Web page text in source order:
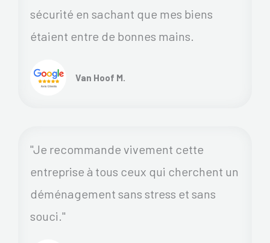
sécurité en sachant que mes biens
étaient entre de bonnes mains.
Van Hoof M.
"Je recommande vivement cette
entreprise à tous ceux qui cherchent un
déménagement sans stress et sans
souci."